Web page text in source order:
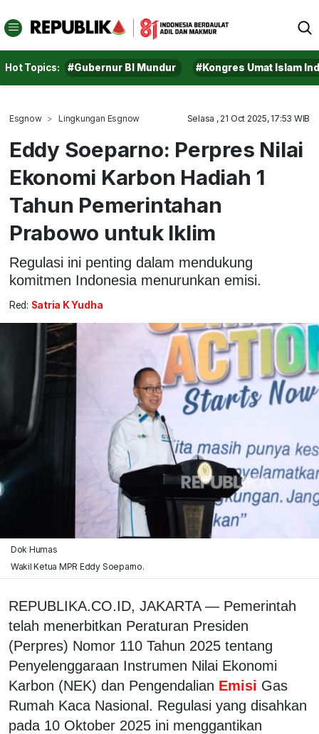
Hot Topics: #Gubernur BI Mundur #Kongres Umat Islam
Esgnow Lingkungan Esgnow Selasa , 21 Oct 2025, 17:53 WIB
Eddy Soeparno: Perpres Nilai
Ekonomi Karbon Hadiah 1
Tahun Pemerintahan
Prabowo untuk Iklim
Regulasi ini penting dalam mendukung
komitmen Indonesia menurunkan emisi.
Red: Satria K Yudha
Dok Humas
Wakil Ketua MPR Eddy Soeparno.
REPUBLIKA.CO.ID, JAKARTA — Pemerintah
telah menerbitkan Peraturan Presiden
(Perpres) Nomor 110 Tahun 2025 tentang
Penyelenggaraan Instrumen Nilai Ekonomi
Karbon (NEK) dan Pengendalian Emisi Gas
Rumah Kaca Nasional. Regulasi yang disahkan
pada 10 Oktober 2025 ini menggantikan